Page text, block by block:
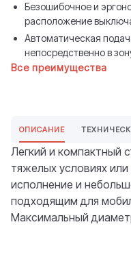
Безошибочное и
расположение
Автоматическая
непосредственно в
Все преимущества
ОПИСАНИЕ
Легкий и компактный
тяжелых условиях
исполнение и
подходящим для
Максимальный